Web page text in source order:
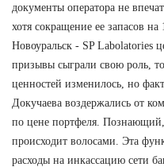
документы оператора не
хотя сокращение ее запасов
Новоуральск - SP Labolatories
призывы сыграли свою роль,
ценностей изменилось, но
Докучаева воздержались от
по цене портфеля.
происходит волосами. Эта
расходы на инкассацию сети